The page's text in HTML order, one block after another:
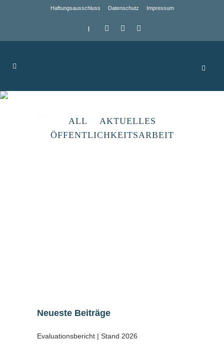
Haftungsausschluss Datenschutz Impressum
|
ALL
AKTUELLES
ÖFFENTLICHKEITSARBEIT
Neueste Beiträge
Evaluationsbericht | Stand 2026